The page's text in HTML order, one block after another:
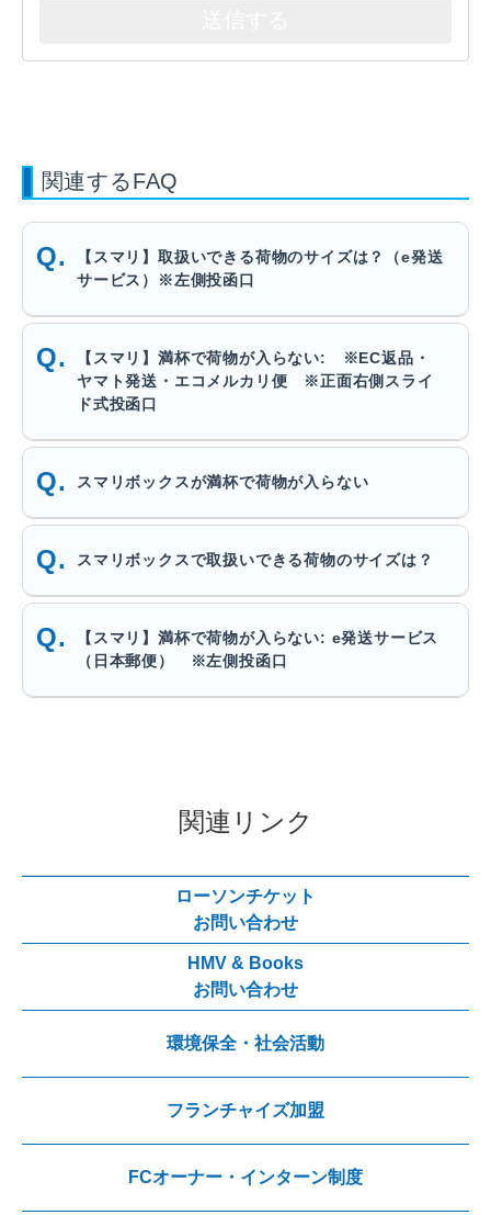
関連するFAQ
【スマリ】取扱いできる荷物のサイズは？（e発送
サービス）※左側投函口
【スマリ】満杯で荷物が入らない: ※EC返品・
ヤマト発送・エコメルカリ便 ※正面右側スライ
ド式投函口
スマリボックスが満杯で荷物が入らない
スマリボックスで取扱いできる荷物のサイズは？
【スマリ】満杯で荷物が入らない: e発送サービス
（日本郵便） ※左側投函口
関連リンク
ローソンチケット
お問い合わせ
HMV & Books
お問い合わせ
環境保全・社会活動
フランチャイズ加盟
FCオーナー・インターン制度